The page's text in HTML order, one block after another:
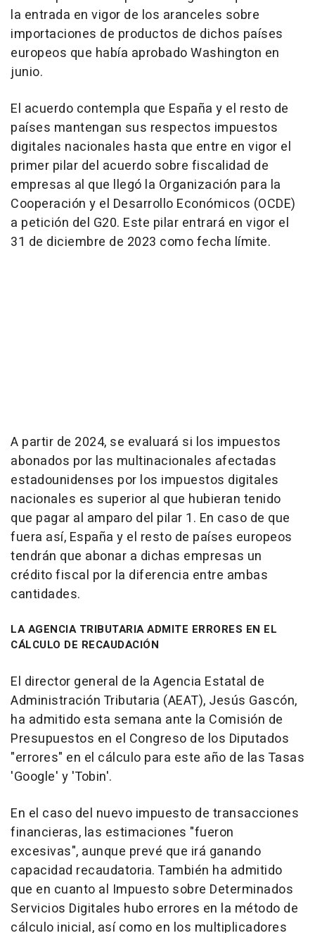
la entrada en vigor de los aranceles sobre
importaciones de productos de dichos países
europeos que había aprobado Washington en
junio.
El acuerdo contempla que España y el resto de
países mantengan sus respectos impuestos
digitales nacionales hasta que entre en vigor el
primer pilar del acuerdo sobre fiscalidad de
empresas al que llegó la Organización para la
Cooperación y el Desarrollo Económicos (OCDE)
a petición del G20. Este pilar entrará en vigor el
31 de diciembre de 2023 como fecha límite.
A partir de 2024, se evaluará si los impuestos
abonados por las multinacionales afectadas
estadounidenses por los impuestos digitales
nacionales es superior al que hubieran tenido
que pagar al amparo del pilar 1. En caso de que
fuera así, España y el resto de países europeos
tendrán que abonar a dichas empresas un
crédito fiscal por la diferencia entre ambas
cantidades.
LA AGENCIA TRIBUTARIA ADMITE ERRORES EN EL
CÁLCULO DE RECAUDACIÓN
El director general de la Agencia Estatal de
Administración Tributaria (AEAT), Jesús Gascón,
ha admitido esta semana ante la Comisión de
Presupuestos en el Congreso de los Diputados
"errores" en el cálculo para este año de las Tasas
'Google' y 'Tobin'.
En el caso del nuevo impuesto de transacciones
financieras, las estimaciones "fueron
excesivas", aunque prevé que irá ganando
capacidad recaudatoria. También ha admitido
que en cuanto al Impuesto sobre Determinados
Servicios Digitales hubo errores en la método de
cálculo inicial, así como en los multiplicadores